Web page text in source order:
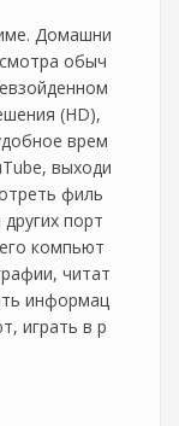
Домашни
обыч
(HD),
врем
выходи
филь
порт
компьют
читат
информац
играть в р